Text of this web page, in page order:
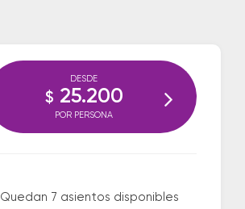
Quedan 7 asientos disponibles
DESDE
$ 25.200
POR PERSONA